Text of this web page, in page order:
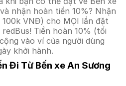
nhận hoàn tiền 10%? Nhận
VNĐ) cho MỌI lần đặt
Tiền hoàn 10% (tối
vào ví của người dùng
khởi hành.
Đi Từ Bến xe An Sương